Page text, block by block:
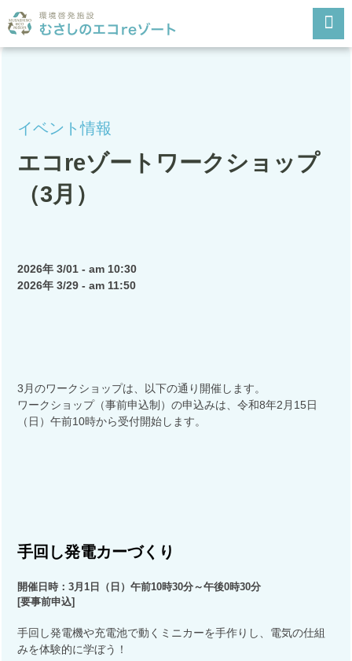
電話番号：0422-60-1945(代表)
休館日：火曜、祝日(月曜が祝日の場合は月曜開館、水曜
休館)、年末年始
イベント情報
エコreゾートワークショップ
（3月）
2026年 3/01 - am 10:30
2026年 3/29 - am 11:50
3月のワークショップは、以下の通り開催します。
ワークショップ（事前申込制）の申込みは、令和8年2月15日
（日）午前10時から受付開始します。
手回し発電カーづくり
開催日時：3月1日（日）午前10時30分～午後0時30分
[要事前申込]
手回し発電機や充電池で動くミニカーを手作りし、電気の仕組
みを体験的に学ぼう！